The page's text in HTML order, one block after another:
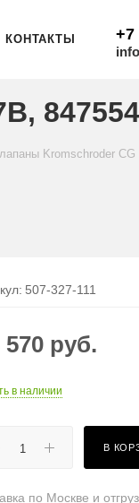
КОНТАКТЫ +7
Kromschroder CG
507-327-111
570 руб.
в наличии
В
по Москве и